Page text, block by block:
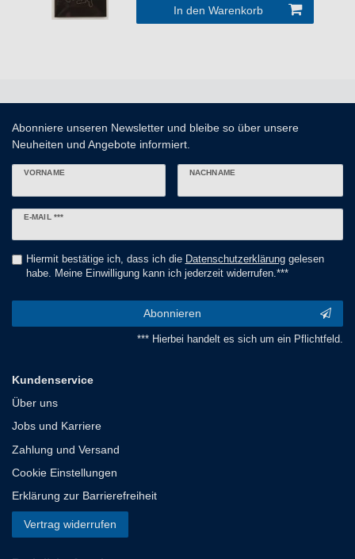
In den Warenkorb
Abonniere unseren Newsletter und bleibe so über unsere
Neuheiten und Angebote informiert.
VORNAME NACHNAME
E-MAIL ***
Newsletter
Hiermit bestätige ich, dass ich die Daten­schutz­erklärunggelesen
habe. Meine Einwilligung kann ich jederzeit widerrufen.***
Abonnieren
*** Hierbei handelt es sich um ein Pflichtfeld.
Kundenservice
Über uns
Jobs und Karriere
Zahlung und Versand
Cookie Einstellungen
Erklärung zur Barrierefreiheit
Vertrag widerrufen